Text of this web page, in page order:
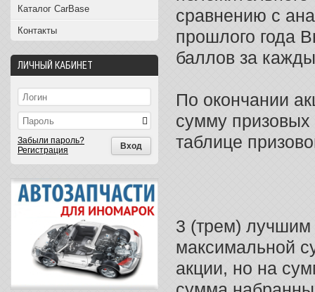
Каталог CarBase
Контакты
ЛИЧНЫЙ КАБИНЕТ
Забыли пароль?
Регистрация
сравнению с
прошлого года
баллов за
По окончании
сумму призовых
таблице
3 (трем) лучшим
максимальной
акции, но на